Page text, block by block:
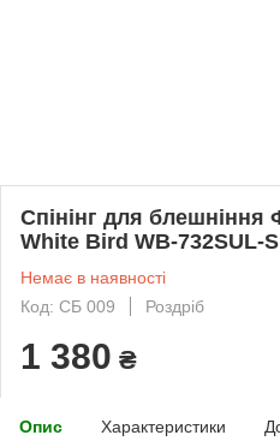
Спінінг для
White Bird WB-732SUL-
Немає в наявності
Код: CБ 009
Роздріб
1 380 ₴
Опис Характеристики